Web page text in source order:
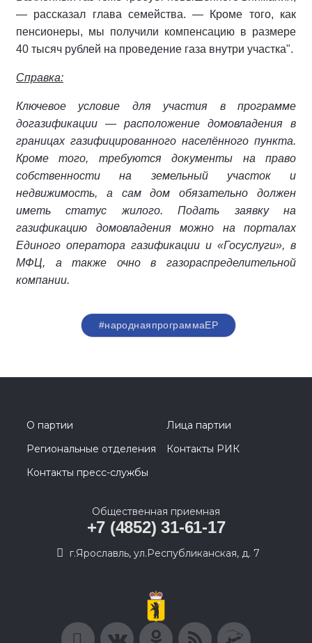
— рассказал глава семейства. — Кроме того, как
пенсионеры, мы получили компенсацию в размере
40 тысяч рублей на проведение газа внутри участка".
Справка:
Ключевое условие для участия в программе
догазификации — расположение домовладения в
границах газифицированного населённого пункта.
Кроме того, требуются документы на право
собственности на земельный участок и
недвижимость, а сам дом обязательно должен
иметь статус жилого.Подать заявку на
газификацию домовладения можно на порталах
Единого оператора газификации и «Госуслуги», в
МФЦ, а также очно в газораспределительной
компании.
#народнаяпрограммаЕР
О партии
Лица партии
Региональные отделения
Контакты РИК
Контакты пресс-службы
Общественная приемная
+7 (4852) 31-61-17
г.Ярославль, ул.Республиканская, д. 7